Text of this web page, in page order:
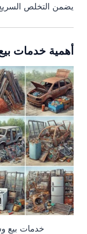
يضمن التخلص
أهمية خدمات
خدمات بيع